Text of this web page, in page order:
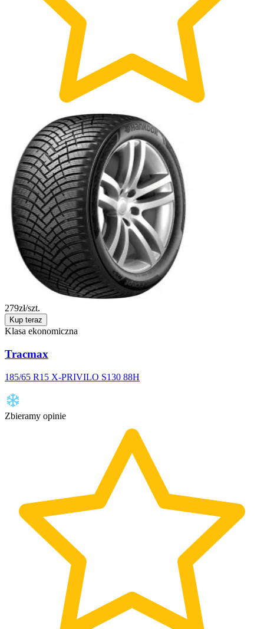
279zł/szt.
Kup teraz
Klasa ekonomiczna
Tracmax
185/65 R15 X-PRIVILO S130 88H
Zbieramy opinie